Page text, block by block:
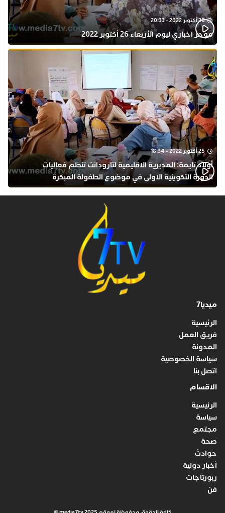
26 أكتوبر 2022 - 20:33
موجز اخباري ليوم الأربعاء 26 أكتوبر 2022
25 أكتوبر 2022 - 18:34
أولاد تايمة: المديرية الاقليمية لتارودانت تنظم فعاليات
الدورة التكوينية الاولى في موضوع الطفولة المبكرة
بمركز التكوين ثانوية الحسن الثاني التأهيلية
ميديا7
الرئيسية
فريق العمل
المدونة
سياسة الخصوصية
اتصل بنا
الاقسام
الرئيسية
سياسة
مجتمع
صحة
حوادث
أخبار دولية
ربورتاجات
فن